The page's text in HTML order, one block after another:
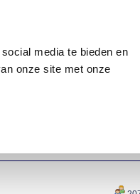
media te bieden en
onze site met onze